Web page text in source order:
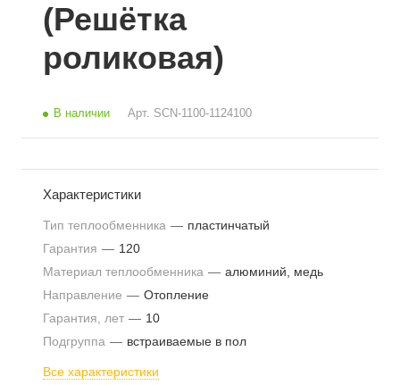
(Решётка
роликовая)
В наличии Арт. SCN-1100-1124100
Характеристики
Тип теплообменника — пластинчатый
Гарантия — 120
Материал теплообменника — алюминий, медь
Направление — Отопление
Гарантия, лет — 10
Подгруппа — встраиваемые в пол
Все характеристики